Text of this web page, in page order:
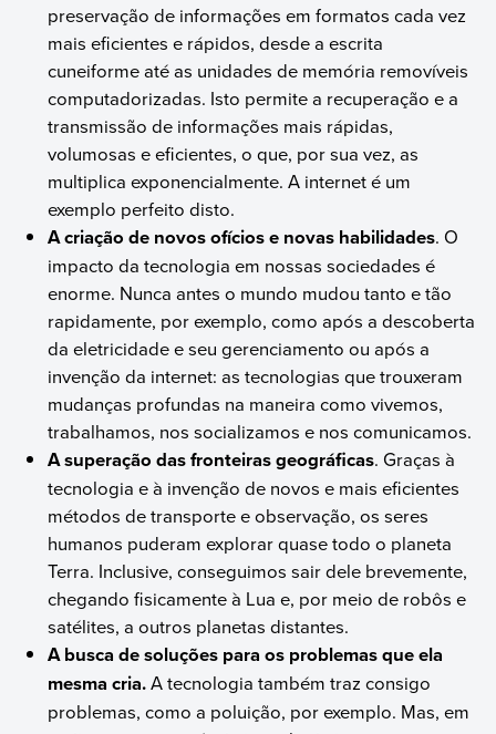
preservação de informações em formatos cada vez
mais eficientes e rápidos, desde a escrita
cuneiforme até as unidades de memória removíveis
computadorizadas. Isto permite a recuperação e a
transmissão de informações mais rápidas,
volumosas e eficientes, o que, por sua vez, as
multiplica exponencialmente. A internet é um
exemplo perfeito disto.
A criação de novos ofícios e novas habilidades. O
impacto da tecnologia em nossas sociedades é
enorme. Nunca antes o mundo mudou tanto e tão
rapidamente, por exemplo, como após a descoberta
da eletricidade e seu gerenciamento ou após a
invenção da internet: as tecnologias que trouxeram
mudanças profundas na maneira como vivemos,
trabalhamos, nos socializamos e nos comunicamos.
A superação das fronteiras geográficas. Graças à
tecnologia e à invenção de novos e mais eficientes
métodos de transporte e observação, os seres
humanos puderam explorar quase todo o planeta
Terra. Inclusive, conseguimos sair dele brevemente,
chegando fisicamente à Lua e, por meio de robôs e
satélites, a outros planetas distantes.
A busca de soluções para os problemas que ela
mesma cria.A tecnologia também traz consigo
problemas, como a poluição, por exemplo. Mas, em